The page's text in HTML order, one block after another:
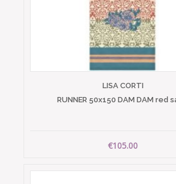
LISA CORTI
RUNNER 50x150 DAM DAM red
€105.00